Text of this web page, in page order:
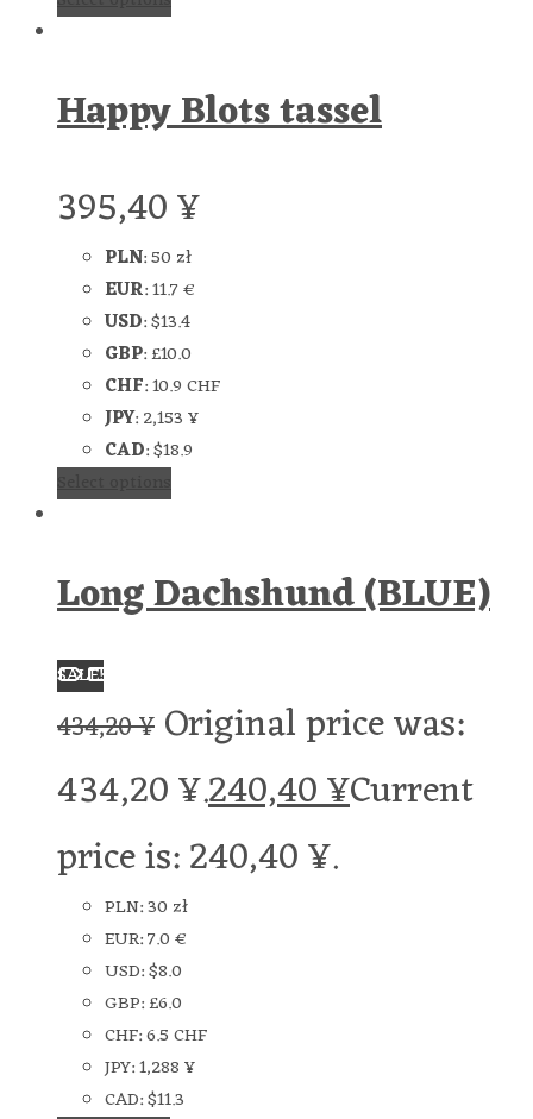
Happy Blots tassel
395,40¥
PLN:50 zł
EUR:11.7 €
USD:$13.4
GBP:£10.0
CHF:10.9 CHF
JPY:2,153 ¥
CAD:$18.9
Long Dachshund (BLUE)
SALE!
434,20¥ Original price was:
434,20 ¥.240,40¥Current
price is: 240,40 ¥.
PLN:30 zł
EUR:7.0 €
USD:$8.0
GBP:£6.0
CHF:6.5 CHF
JPY:1,288 ¥
CAD:$11.3